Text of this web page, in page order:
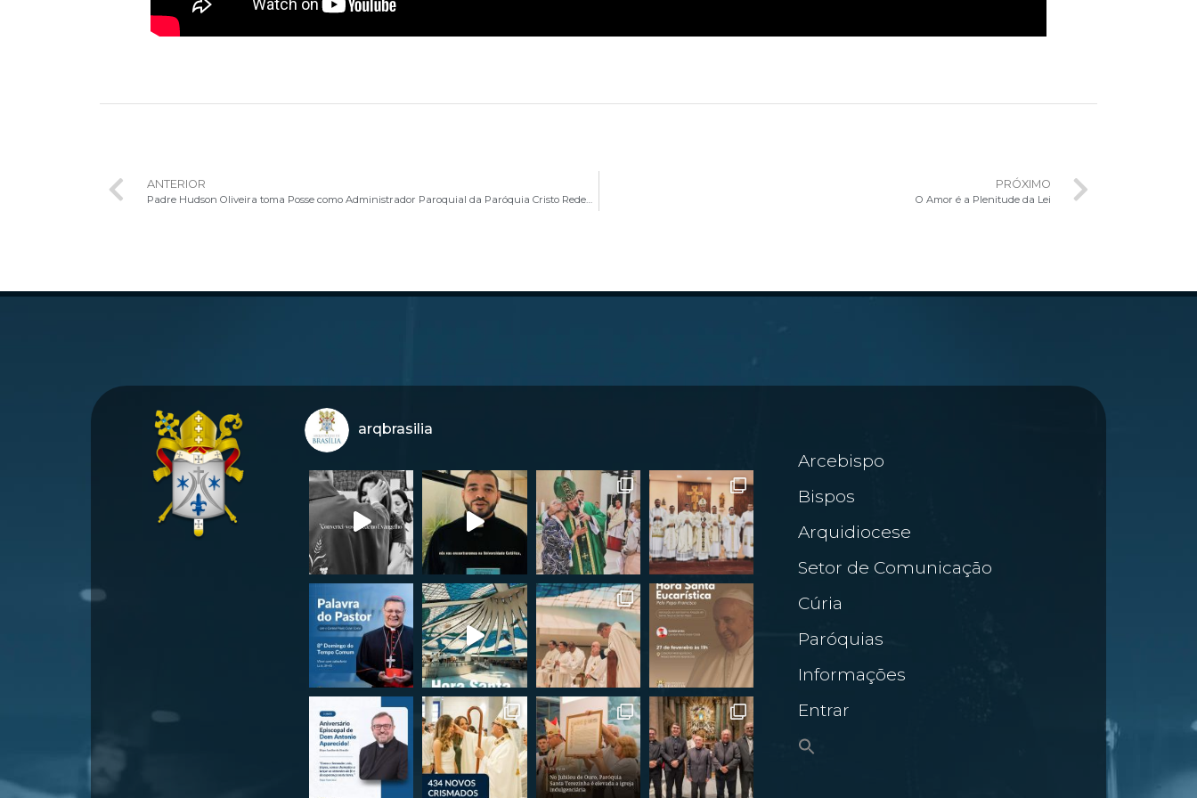
ANTERIOR
Padre Hudson Oliveira toma Posse como Administrador Paroquial da Paróquia Cristo Redentor
PRÓXIMO
O Amor é a Plenitude da Lei
arqbrasilia
Arcebispo
Bispos
Arquidiocese
Setor de Comunicação
Cúria
Paróquias
Informações
Entrar